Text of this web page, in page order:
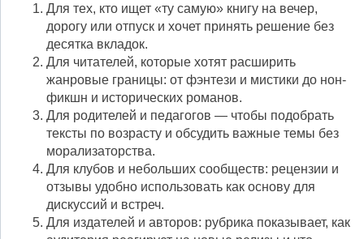
Для тех, кто ищет «ту самую» книгу на вечер,
дорогу или отпуск и хочет принять решение без
десятка вкладок.
Для читателей, которые хотят расширить
жанровые границы: от фэнтези и мистики до нон-
фикшн и исторических романов.
Для родителей и педагогов — чтобы подобрать
тексты по возрасту и обсудить важные темы без
морализаторства.
Для клубов и небольших сообществ: рецензии и
отзывы удобно использовать как основу для
дискуссий и встреч.
Для издателей и авторов: рубрика показывает, как